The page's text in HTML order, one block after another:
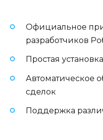
Официальное
разработчиков
Простая
Автоматическое
сделок
Поддержка